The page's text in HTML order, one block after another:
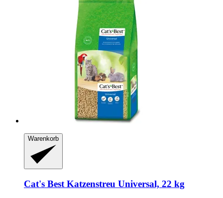
Warenkorb
Cat's Best Katzenstreu Universal, 22 kg